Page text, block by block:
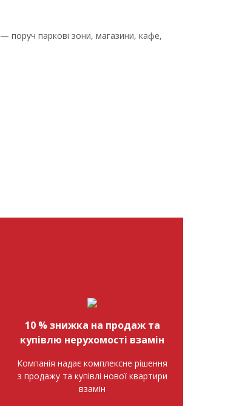
поруч паркові зони, магазини, кафе,
10 % знижка на продаж та
купівлю нерухомості взамін
Компанія надає комплексне рішення
з продажу та купівлі нової квартири
взамін